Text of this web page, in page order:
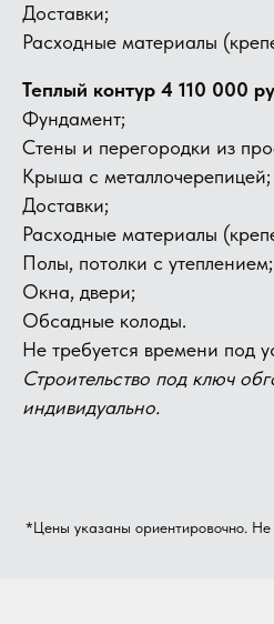
Доставки;
Расходные материалы
Теплый контур 4 110 000
Фундамент;
Стены и перегородки из
​Крыша с металлочерепицей;
Доставки;
Расходные материалы
Полы, потолки с утеплением;
Окна, двери;
Обсадные колоды.
Не требуется времени под
Строительство под ключ
индивидуально.
*Цены указаны ориентировочно. Не